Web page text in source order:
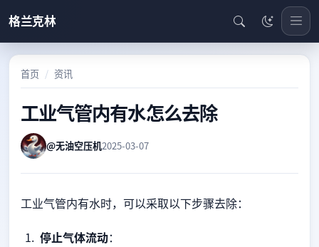
格兰克林
首页 资讯
工业气管内有水怎么去除
@无油空压机2025-03-07
工业气管内有水时，可以采取以下步骤去除：
停止气体流动：